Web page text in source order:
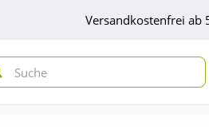
Versandkostenfrei ab